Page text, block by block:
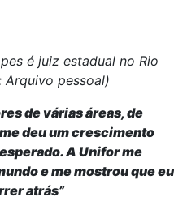
é juiz estadual no Rio
Arquivo pessoal)
de várias áreas, de
deu um crescimento
A Unifor me
e me mostrou que eu
atrás”